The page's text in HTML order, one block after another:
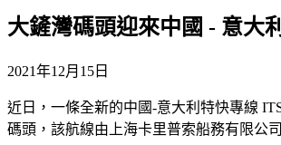
大鏟灣碼頭迎來中國 - 意大
2021年12月15日
近日，一條全新的中國-意大利特快專線
碼頭，該航線由上海卡里普索船務有限公